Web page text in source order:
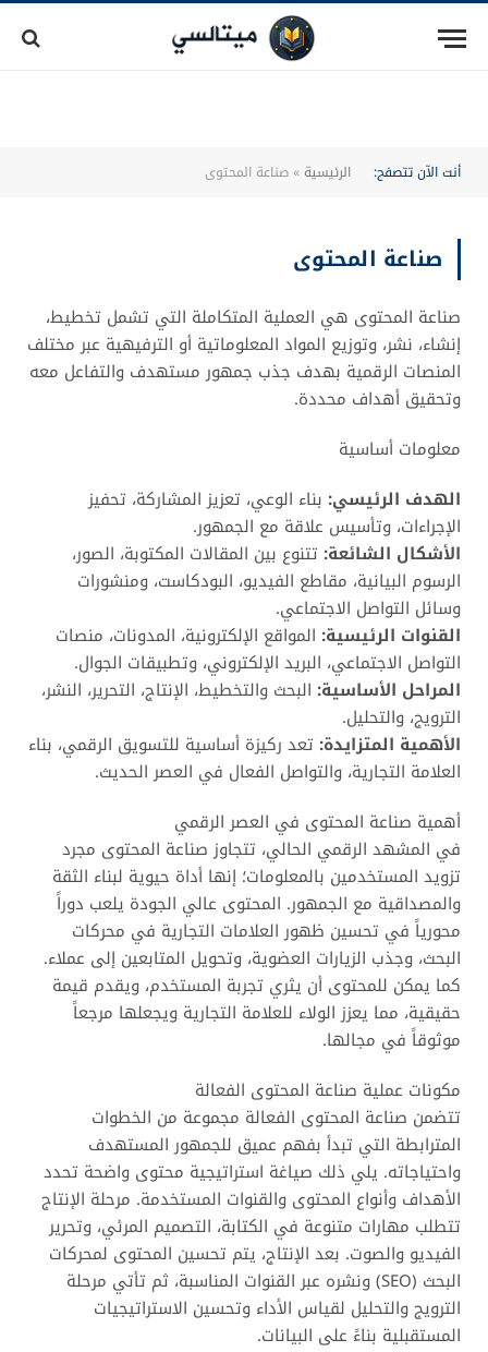
أنت الآن تتصفح: الرئيسية»صناعة المحتوى
صناعة المحتوى
صناعة المحتوى هي العملية المتكاملة التي تشمل تخطيط،
إنشاء، نشر، وتوزيع المواد المعلوماتية أو الترفيهية عبر مختلف
المنصات الرقمية بهدف جذب جمهور مستهدف والتفاعل معه
وتحقيق أهداف محددة.
معلومات أساسية
الهدف الرئيسي: بناء الوعي، تعزيز المشاركة، تحفيز
الإجراءات، وتأسيس علاقة مع الجمهور.
الأشكال الشائعة: تتنوع بين المقالات المكتوبة، الصور،
الرسوم البيانية، مقاطع الفيديو، البودكاست، ومنشورات
وسائل التواصل الاجتماعي.
القنوات الرئيسية: المواقع الإلكترونية، المدونات، منصات
التواصل الاجتماعي، البريد الإلكتروني، وتطبيقات الجوال.
المراحل الأساسية: البحث والتخطيط، الإنتاج، التحرير، النشر،
الترويج، والتحليل.
الأهمية المتزايدة: تعد ركيزة أساسية للتسويق الرقمي، بناء
العلامة التجارية، والتواصل الفعال في العصر الحديث.
أهمية صناعة المحتوى في العصر الرقمي
في المشهد الرقمي الحالي، تتجاوز صناعة المحتوى مجرد
تزويد المستخدمين بالمعلومات؛ إنها أداة حيوية لبناء الثقة
والمصداقية مع الجمهور. المحتوى عالي الجودة يلعب دوراً
محورياً في تحسين ظهور العلامات التجارية في محركات
البحث، وجذب الزيارات العضوية، وتحويل المتابعين إلى عملاء.
كما يمكن للمحتوى أن يثري تجربة المستخدم، ويقدم قيمة
حقيقية، مما يعزز الولاء للعلامة التجارية ويجعلها مرجعاً
موثوقاً في مجالها.
مكونات عملية صناعة المحتوى الفعالة
تتضمن صناعة المحتوى الفعالة مجموعة من الخطوات
المترابطة التي تبدأ بفهم عميق للجمهور المستهدف
واحتياجاته. يلي ذلك صياغة استراتيجية محتوى واضحة تحدد
الأهداف وأنواع المحتوى والقنوات المستخدمة. مرحلة الإنتاج
تتطلب مهارات متنوعة في الكتابة، التصميم المرئي، وتحرير
الفيديو والصوت. بعد الإنتاج، يتم تحسين المحتوى لمحركات
البحث (SEO) ونشره عبر القنوات المناسبة، ثم تأتي مرحلة
الترويج والتحليل لقياس الأداء وتحسين الاستراتيجيات
المستقبلية بناءً على البيانات.